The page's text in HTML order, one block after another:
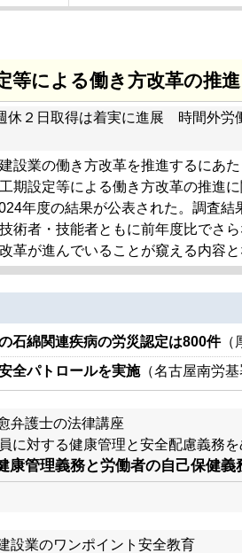
等による働き方改革の推
休２日取得は着実に進展 時間外労
設業の働き方改革を推進するにあ
期設定等による働き方改革の推進
年度の結果が公表された。調査
術者・技能者ともに前年度比でさ
革が進んでいることが窺える内容
石綿関連疾病の労災認定は800件（
全パトロールを実施（名古屋南労
弁護士の法律講座
に対する健康管理と安全配慮義務を
管理義務と労働者の自己保健義
設業のワンポイント安全教育